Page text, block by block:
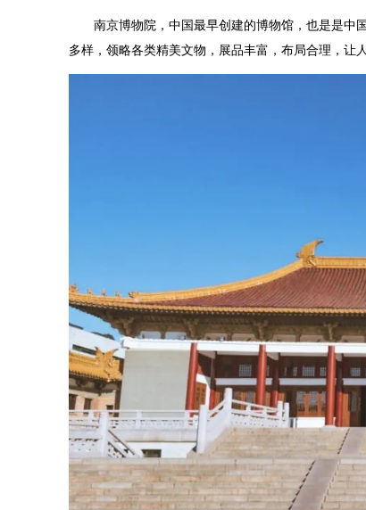
南京博物院，中国最早创建的博物馆，也是是中
多样，领略各类精美文物，展品丰富，布局合理，让人